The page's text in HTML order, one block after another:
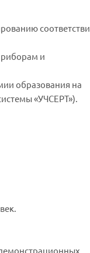
и
образования на
«УЧСЕРТ»).